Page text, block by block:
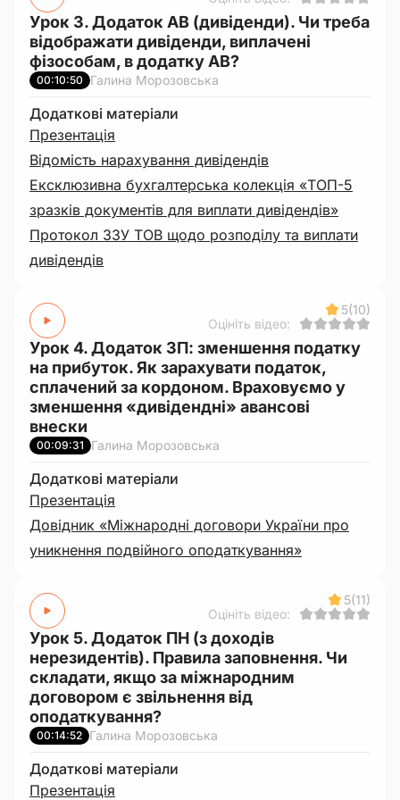
Урок 3. Додаток АВ (дивіденди). Чи треба
відображати дивіденди, виплачені
фізособам, в додатку АВ?
00:10:50 Галина Морозовська
Додаткові матеріали
Презентація
Відомість нарахування дивідендів
Ексклюзивна бухгалтерська колекція «ТОП-5
зразків документів для виплати дивідендів»
Протокол ЗЗУ ТОВ щодо розподілу та виплати
дивідендів
5(10)
Оцініть відео:
Урок 4. Додаток ЗП: зменшення податку
на прибуток. Як зарахувати податок,
сплачений за кордоном. Враховуємо у
зменшення «дивідендні» авансові
внески
00:09:31 Галина Морозовська
Додаткові матеріали
Презентація
Довідник «Міжнародні договори України про
уникнення подвійного оподаткування»
5(11)
Оцініть відео:
Урок 5. Додаток ПН (з доходів
нерезидентів). Правила заповнення. Чи
складати, якщо за міжнародним
договором є звільнення від
оподаткування?
00:14:52 Галина Морозовська
Додаткові матеріали
Презентація